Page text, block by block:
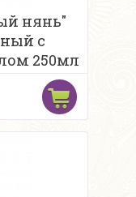
нянь"
с
250мл